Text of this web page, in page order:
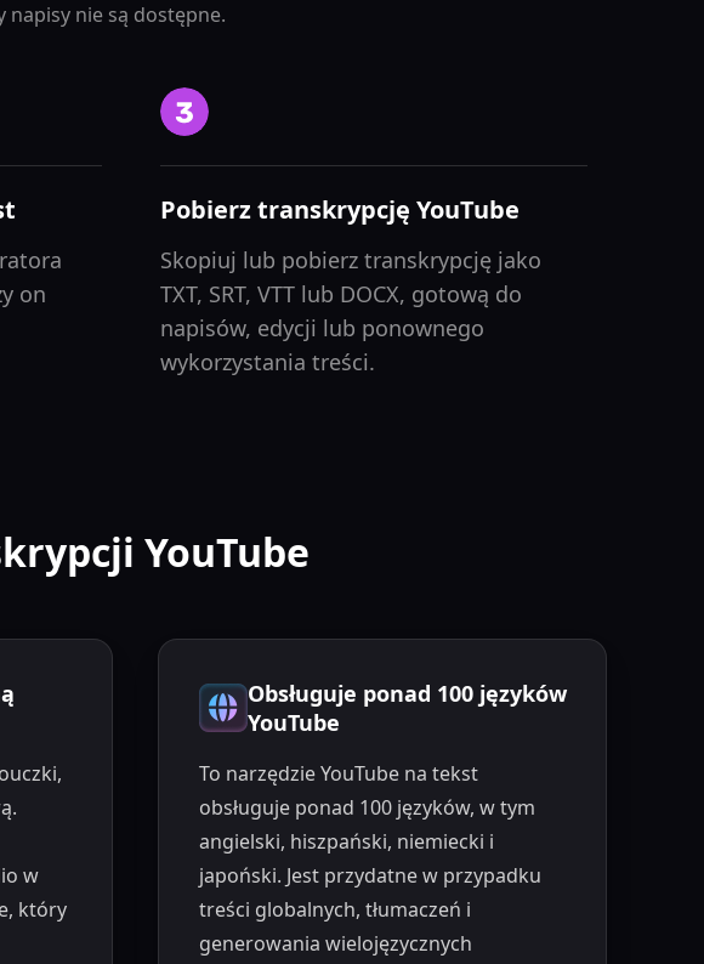
napisy nie są dostępne.
on
Pobierz transkrypcję YouTube
Skopiuj lub pobierz transkrypcję jako
TXT, SRT, VTT lub DOCX, gotową do
napisów, edycji lub ponownego
wykorzystania treści.
YouTube
w
który
Obsługuje ponad 100 języków
YouTube
To narzędzie YouTube na tekst
obsługuje ponad 100 języków, w tym
angielski, hiszpański, niemiecki i
japoński. Jest przydatne w przypadku
treści globalnych, tłumaczeń i
generowania wielojęzycznych